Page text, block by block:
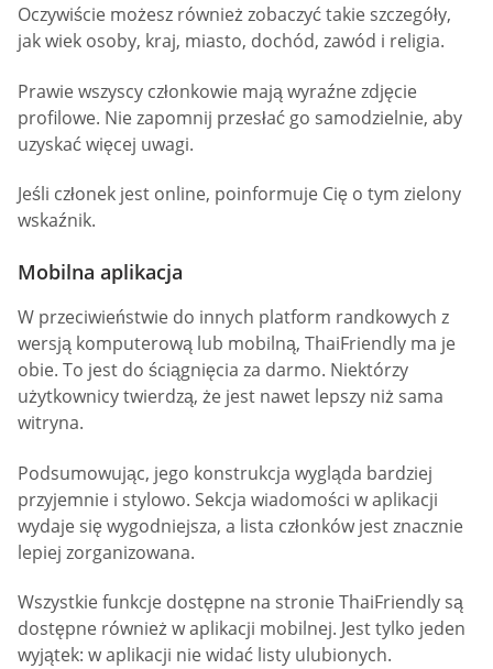
Oczywiście możesz również zobaczyć takie szczegóły,
jak wiek osoby, kraj, miasto, dochód, zawód i religia.
Prawie wszyscy członkowie mają wyraźne zdjęcie
profilowe. Nie zapomnij przesłać go samodzielnie, aby
uzyskać więcej uwagi.
Jeśli członek jest online, poinformuje Cię o tym zielony
wskaźnik.
Mobilna aplikacja
W przeciwieństwie do innych platform randkowych z
wersją komputerową lub mobilną, ThaiFriendly ma je
obie. To jest do ściągnięcia za darmo. Niektórzy
użytkownicy twierdzą, że jest nawet lepszy niż sama
witryna.
Podsumowując, jego konstrukcja wygląda bardziej
przyjemnie i stylowo. Sekcja wiadomości w aplikacji
wydaje się wygodniejsza, a lista członków jest znacznie
lepiej zorganizowana.
Wszystkie funkcje dostępne na stronie ThaiFriendly są
dostępne również w aplikacji mobilnej. Jest tylko jeden
wyjątek: w aplikacji nie widać listy ulubionych.